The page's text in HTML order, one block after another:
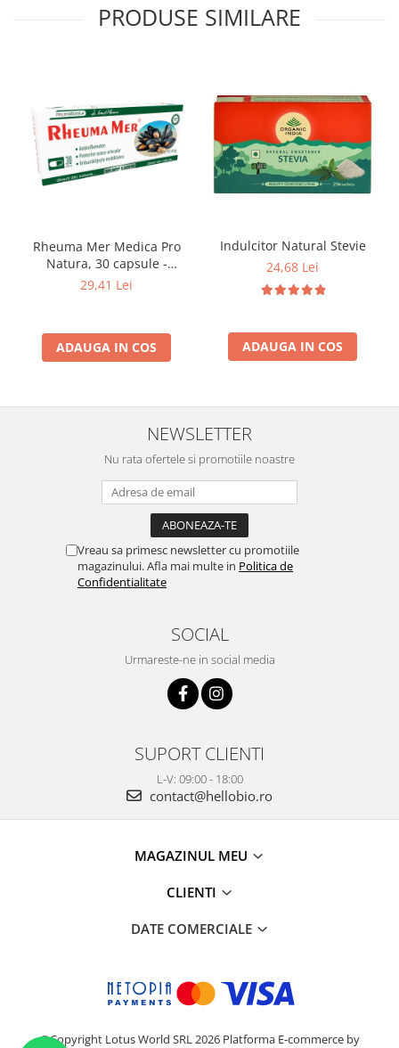
PRODUSE SIMILARE
Rheuma Mer Medica Pro
Natura, 30 capsule -
Articulații și Mobilitate
29,41 Lei
ADAUGA IN COS
Indulcitor Natural Stevie
24,68 Lei
ADAUGA IN COS
NEWSLETTER
Nu rata ofertele si promotiile noastre
Vreau sa primesc newsletter cu promotiile
magazinului. Afla mai multe in Politica de
Confidentialitate
SOCIAL
Urmareste-ne in social media
SUPORT CLIENTI
L-V: 09:00 - 18:00
contact@hellobio.ro
MAGAZINUL MEU
CLIENTI
DATE COMERCIALE
©Copyright Lotus World SRL 2026 Platforma E-commerce by